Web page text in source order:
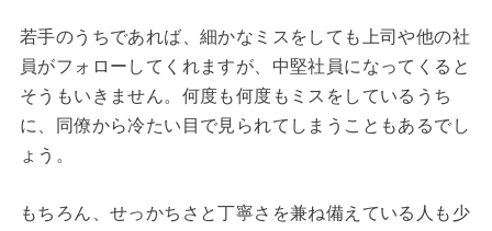
若手のうちであれば、細かなミスをしても上司や他の社
員がフォローしてくれますが、中堅社員になってくると
そうもいきません。何度も何度もミスをしているうち
に、同僚から冷たい目で見られてしまうこともあるでし
ょう。
もちろん、せっかちさと丁寧さを兼ね備えている人も少